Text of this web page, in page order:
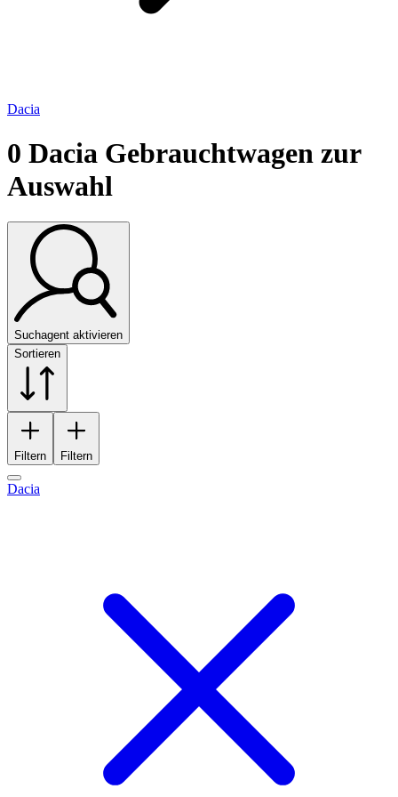
Dacia
0 Dacia Gebrauchtwagen zur
Auswahl
Suchagent aktivieren
Sortieren
Filtern Filtern
Dacia